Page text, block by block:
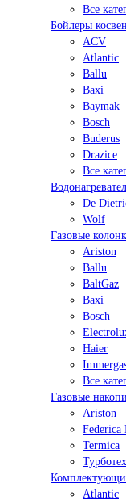
Все
Бойлеры
ACV
Atlantic
Ballu
Baxi
Baymak
Bosch
Buderus
Drazice
Все
De
Wolf
Газовые
Ariston
Ballu
BaltGaz
Baxi
Bosсh
Haier
Все
Газовые
Ariston
Federica
Termica
Турботех
Atlantic